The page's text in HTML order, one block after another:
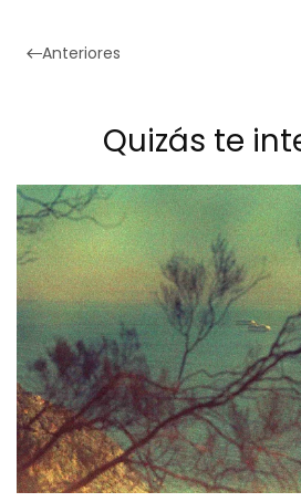
Anteriores
Quizás te